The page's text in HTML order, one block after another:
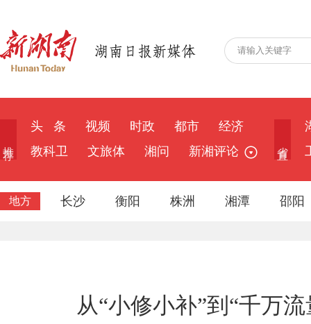
头 条 视频 时政 都市
经济
教科卫
文旅体 湘问 新湘评论
地方 长沙 衡阳 株洲 湘潭 邵阳
从“小修小补”到“千万